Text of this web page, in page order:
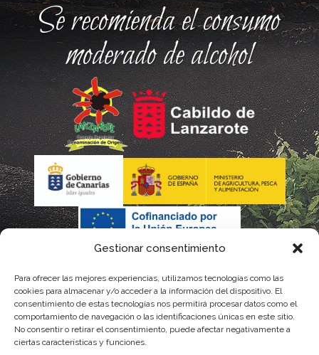
Gestionar consentimiento
Para ofrecer las mejores experiencias, utilizamos tecnologías como las
cookies para almacenar y/o acceder a la información del dispositivo. El
consentimiento de estas tecnologías nos permitirá procesar datos como el
comportamiento de navegación o las identificaciones únicas en este sitio.
No consentir o retirar el consentimiento, puede afectar negativamente a
ciertas características y funciones.
Se recomienda el consumo
moderado de alcohol
La gestión de la DOP Lanzarote realizada por este Consejo
Regulador es financiada, parcialmente, por el Gobierno de
Canarias